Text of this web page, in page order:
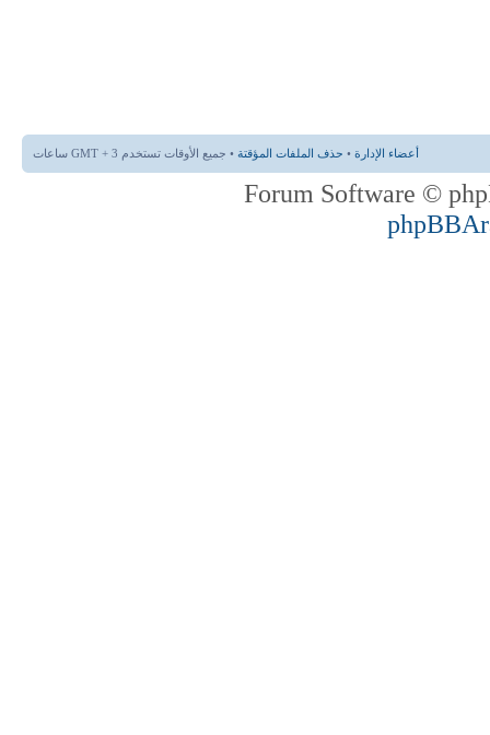
أعضاء الإدارة • حذف الملفات المؤقتة • جميع الأوقات تستخدم GMT + 3 ساعات